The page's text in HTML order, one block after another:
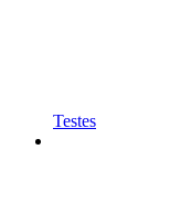
Testes